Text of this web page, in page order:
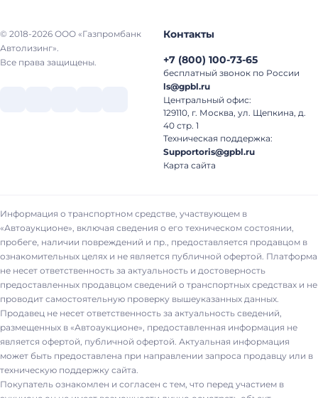
© 2018-2026 ООО «Газпромбанк
Автолизинг».
Все права защищены.
Контакты
+7 (800) 100-73-65
бесплатный звонок по России
ls@gpbl.ru
Центральный офис:
129110, г. Москва, ул. Щепкина, д.
40 стр. 1
Техническая поддержка:
Supportoris@gpbl.ru
Карта сайта
Информация о транспортном средстве, участвующем в
«Автоаукционе», включая сведения о его техническом состоянии,
пробеге, наличии повреждений и пр., предоставляется продавцом в
ознакомительных целях и не является публичной офертой. Платформа
не несет ответственность за актуальность и достоверность
предоставленных продавцом сведений о транспортных средствах и не
проводит самостоятельную проверку вышеуказанных данных.
Продавец не несет ответственность за актуальность сведений,
размещенных в «Автоаукционе», предоставленная информация не
является офертой, публичной офертой. Актуальная информация
может быть предоставлена при направлении запроса продавцу или в
техническую поддержку сайта.
Покупатель ознакомлен и согласен с тем, что перед участием в